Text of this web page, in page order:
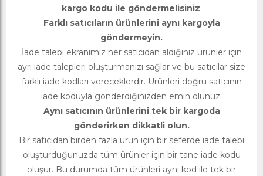
kargo kodu ile göndermelisiniz.
Farklı satıcıların ürünlerini aynı kargoyla
göndermeyin.
İade talebi ekranımız her satıcıdan aldığınız ürünler için
ayrı iade talepleri oluşturmanızı sağlar ve bu satıcılar size
farklı iade kodları vereceklerdir. Ürünleri doğru satıcının
iade koduyla gönderdiğinizden emin olunuz.
Aynı satıcının ürünlerini tek bir kargoda
gönderirken dikkatli olun.
Bir satıcıdan birden fazla ürün için bir seferde iade talebi
oluşturduğunuzda tüm ürünler için bir tane iade kodu
oluşur. Bu durumda tüm ürünleri aynı kod ile tek bir